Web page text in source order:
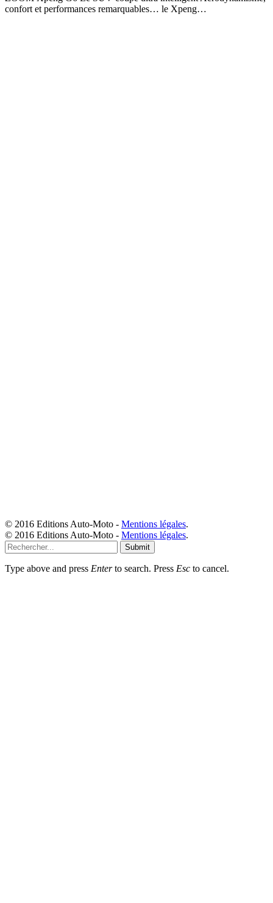
confort et performances remarquables… le Xpeng…
© 2016 Editions Auto-Moto - Mentions légales.
© 2016 Editions Auto-Moto - Mentions légales.
Submit
Type above and press Enterto search. Press Esc to cancel.